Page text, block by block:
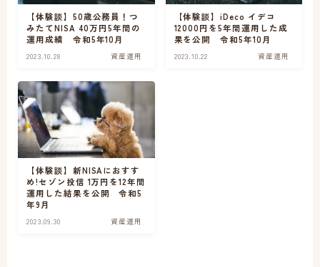
お問い合わせ
【体験談】50歳公務員！つ
みたてNISA 40万円5年間の
運用成績 令和5年10月
2023.10.28 資産運用
【体験談】iDeco イデコ
12000円を5年間運用した成
果を公開 令和5年10月
2023.10.22 資産運用
【体験談】新NISAにおすす
め!セゾン投信 1万円を12年間
運用した結果を公開 令和5
年9月
2023.09.30 資産運用